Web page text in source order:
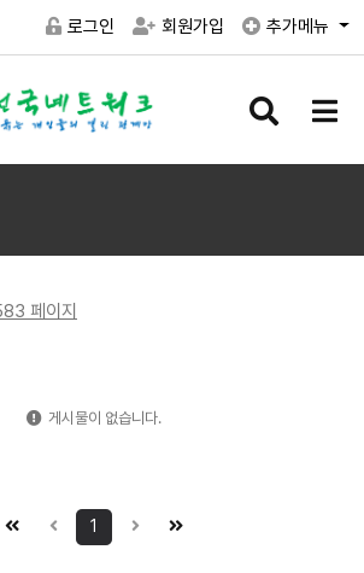
로그인 회원가입 추가메뉴
검
버
메
버
페이지
게시물이 없습니다.
1